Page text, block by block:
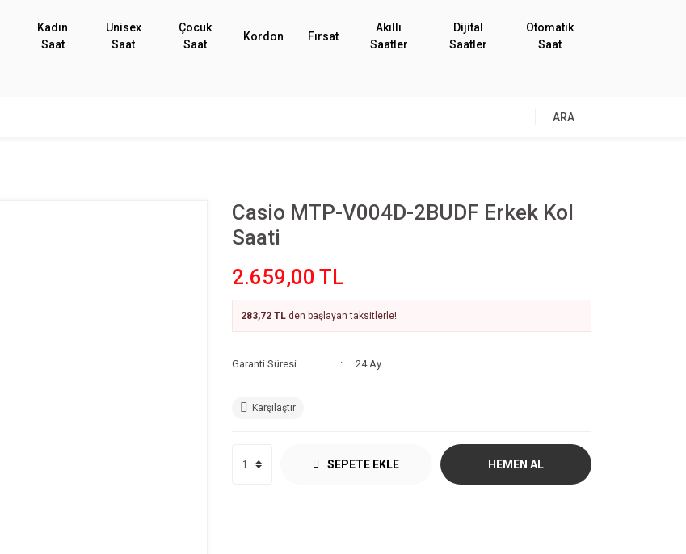
Kadın
Saat
Unisex
Saat
Çocuk
Saat
Kordon Fırsat
Akıllı
Saatler
Dijital
Saatler
Otomatik
Saat
ARA
Casio MTP-V004D-2BUDF Erkek Kol
Saati
2.659,00 TL
283,72 TL den başlayan taksitlerle!
Garanti Süresi 24 Ay
Karşılaştır
SEPETE EKLE HEMEN AL